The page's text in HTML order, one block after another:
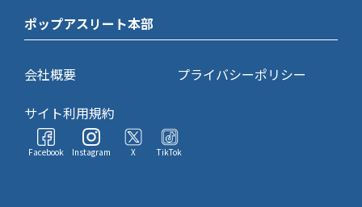
ポップアスリート本部
会社概要
プライバシーポリシー
サイト利用規約
Facebook Instagram X TikTok